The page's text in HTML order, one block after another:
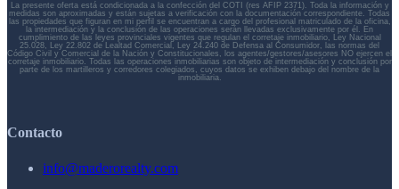
La presente oferta está condicionada a la confección del COTI (res AFIP 2371). Toda la información y
medidas son aproximadas y están sujetas a verificación con la documentación correspondiente. Todas
las propiedades que figuran en mi perfil se encuentran a cargo del profesional matriculado de la oficina,
la intermediación y la conclusión de las operaciones serán llevadas exclusivamente por él. En
cumplimiento de las leyes provinciales vigentes que regulan el corretaje inmobiliario, Ley Nacional
25.028, Ley 22.802 de Lealtad Comercial, Ley 24.240 de Defensa al Consumidor, las normas del
Código Civil y Comercial de la Nación y Constitucionales, los agentes/gestores/asesores NO ejercen el
corretaje inmobiliario. Todas las operaciones inmobiliarias son objeto de intermediación y conclusión por
parte de los martilleros y corredores colegiados, cuyos datos se exhiben debajo del nombre de la
inmobiliaria.
Contacto
info@maderorealty.com